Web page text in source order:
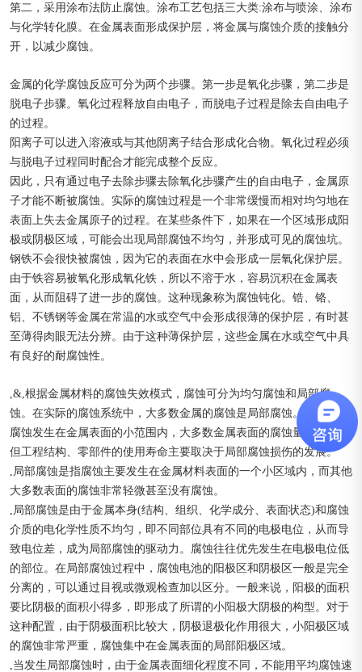
第二，采用涂布法防止腐蚀。涂布工艺包括三大类:涂布与喷涂、涂布
与化学转化膜。在金属表面形成保护层，将金属与腐蚀介质的接触分
开，以减少腐蚀。
金属的化学腐蚀反应可分为两个步骤。第一步是氧化步骤，第二步是
脱电子步骤。氧化过程释放自由电子，而脱电子过程是除去自由电子
的过程。
阳离子可以进入溶液或与其他阴离子结合形成化合物。氧化过程必须
与脱电子过程同时配合才能完成整个反应。
因此，只有通过电子去除步骤去除氧化步骤产生的自由电子，金属原
子才能不断被腐蚀。实际的腐蚀过程是一个非常缓慢而相对均匀地在
表面上失去金属原子的过程。在某些条件下，如果在一个区域形成阳
极或阴极区域，可能会出现局部腐蚀不均匀，并形成可见的腐蚀坑。
钢铁不会很快被腐蚀，因为它的表面在水中会形成一层氧化保护层。
由于铁容易被氧化形成氧化铁，所以不溶于水，容易沉积在金属表
面，从而阻碍了进一步的腐蚀。这种现象称为腐蚀钝化。锆、铬、
铝、不锈钢等金属在常温的水或空气中会形成很薄的保护层，有时甚
至薄得肉眼无法分辨。由于这种薄保护层，这些金属在水或空气中具
有良好的耐腐蚀性。
,&,根据金属材料的腐蚀失效模式，腐蚀可分为均匀腐蚀和局部腐
蚀。在实际的腐蚀系统中，大多数金属的腐蚀是局部腐蚀。由于局部
腐蚀发生在金属表面的小范围内，大多数金属表面的腐蚀量都很小，
但工程结构、零部件的使用寿命主要取决于局部腐蚀损伤的发展。
,局部腐蚀是指腐蚀主要发生在金属材料表面的一个小区域内，而其他
大多数表面的腐蚀非常轻微甚至没有腐蚀。
,局部腐蚀是由于金属本身(结构、组织、化学成分、表面状态)和腐蚀
介质的电化学性质不均匀，即不同部位具有不同的电极电位，从而导
致电位差，成为局部腐蚀的驱动力。腐蚀往往优先发生在电极电位低
的部位。在局部腐蚀过程中，腐蚀电池的阳极区和阴极区一般是完全
分离的，可以通过目视或微观检查加以区分。一般来说，阳极的面积
要比阴极的面积小得多，即形成了所谓的小阳极大阴极的构型。对于
这种配置，由于阴极面积比较大，阴极退极化作用很大，小阳极区域
的腐蚀非常严重，腐蚀集中在金属表面的局部阳极区域。
,当发生局部腐蚀时，由于金属表面细化程度不同，不能用平均腐蚀速